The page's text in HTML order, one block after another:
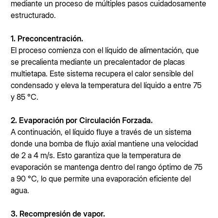
mediante un proceso de múltiples pasos cuidadosamente
estructurado.
1. Preconcentración.
El proceso comienza con el líquido de alimentación, que
se precalienta mediante un precalentador de placas
multietapa. Este sistema recupera el calor sensible del
condensado y eleva la temperatura del líquido a entre 75
y 85 °C.
2. Evaporación por Circulación Forzada.
A continuación, el líquido fluye a través de un sistema
donde una bomba de flujo axial mantiene una velocidad
de 2 a 4 m/s. Esto garantiza que la temperatura de
evaporación se mantenga dentro del rango óptimo de 75
a 90 °C, lo que permite una evaporación eficiente del
agua.
3. Recompresión de vapor.